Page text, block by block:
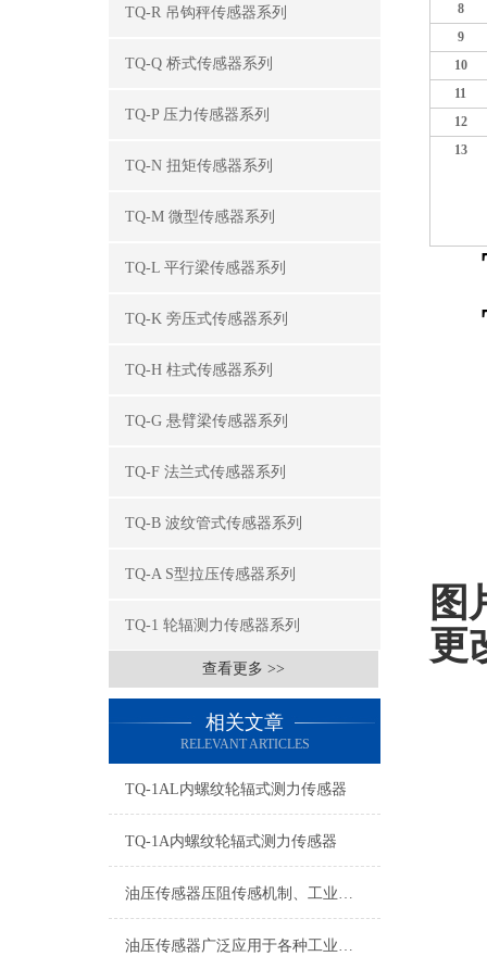
TQ-R 吊钩秤传感器系列
TQ-Q 桥式传感器系列
TQ-P 压力传感器系列
TQ-N 扭矩传感器系列
TQ-M 微型传感器系列
TQ-L 平行梁传感器系列
TQ-K 旁压式传感器系列
TQ-H 柱式传感器系列
TQ-G 悬臂梁传感器系列
TQ-F 法兰式传感器系列
TQ-B 波纹管式传感器系列
TQ-A S型拉压传感器系列
TQ-1 轮辐测力传感器系列
查看更多 >>
相关文章
RELEVANT ARTICLES
TQ-1AL内螺纹轮辐式测力传感器
TQ-1A内螺纹轮辐式测力传感器
油压传感器压阻传感机制、工业工况适配与标准化运维管理
油压传感器广泛应用于各种工业自控环境
8
9
10
11
12
13
图
更